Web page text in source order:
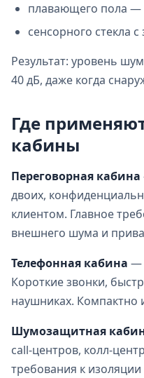
плавающего пола —
сенсорного стекла
Результат: уровень
40 дБ, даже когда
Где
кабины
Переговорная кабина
двоих,
клиентом. Главное
внешнего шума и
Телефонная кабина —
Короткие звонки,
наушниках. Компактно
Шумозащитная
call‑центров,
требования к